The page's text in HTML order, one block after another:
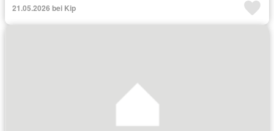
21.05.2026 bei Kip